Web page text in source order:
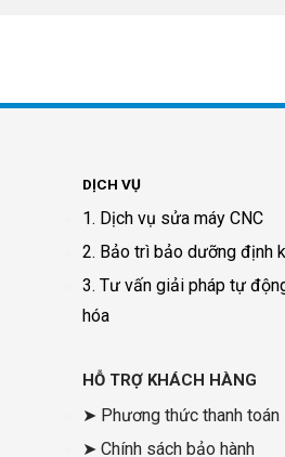
DỊCH VỤ
1. Dịch vụ sửa máy CNC
2. Bảo trì bảo dưỡng định
3. Tư vấn giải pháp tự
hóa
HỖ TRỢ KHÁCH HÀNG
➤ Phương thức thanh toán
➤ Chính sách bảo hành